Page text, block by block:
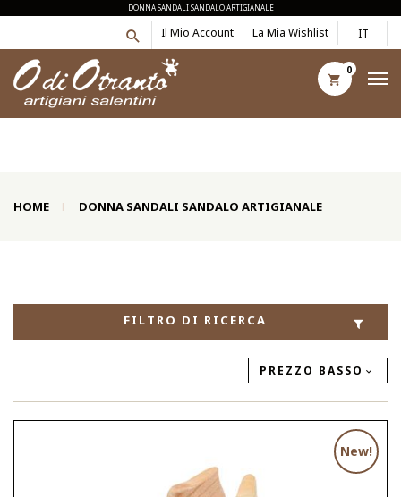
DONNA SANDALI SANDALO ARTIGIANALE
IT
Il Mio Account La Mia Wishlist
0
HOME DONNA SANDALI SANDALO ARTIGIANALE
FILTRO DI RICERCA
PREZZO BASSO
New!